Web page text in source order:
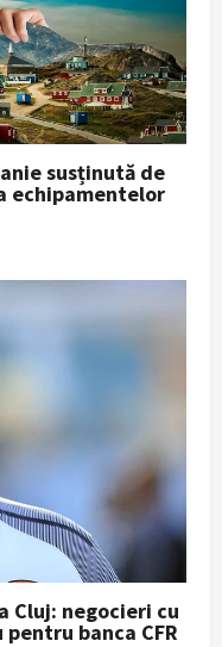
susținută de
echipamentelor
Cluj: negocieri cu
banca CFR